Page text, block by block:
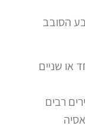
הסובב
או שניים
רבים